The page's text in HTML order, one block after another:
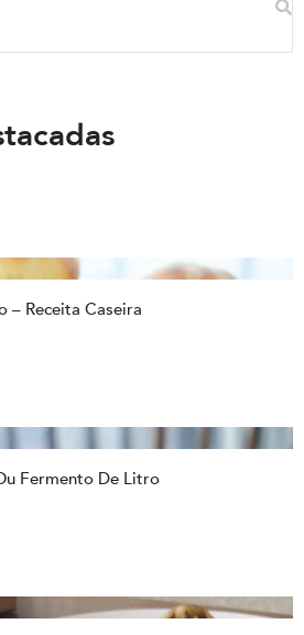
– Receita Caseira
Fermento De Litro